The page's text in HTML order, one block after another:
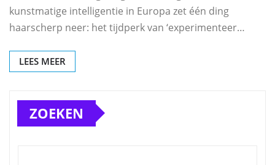
kunstmatige intelligentie in Europa zet één ding
haarscherp neer: het tijdperk van ‘experimenteer…
LEES MEER
ZOEKEN